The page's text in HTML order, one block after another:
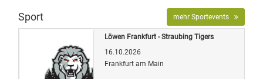
Sport mehr Sportevents
Löwen Frankfurt - Straubing Tigers
16.10.2026
Frankfurt am Main